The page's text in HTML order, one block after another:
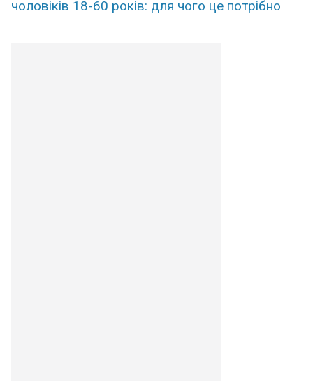
чоловіків 18-60 років: для чого це потрібно